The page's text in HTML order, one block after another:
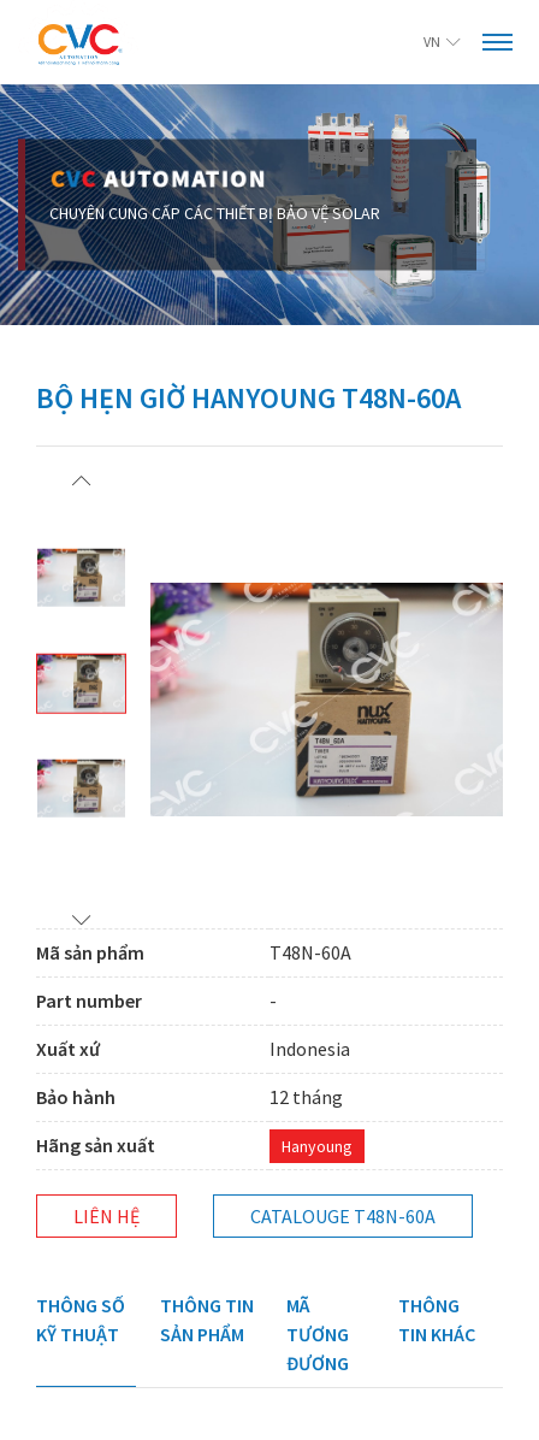
VN
BỘ HẸN GIỜ HANYOUNG T48N-60A
Mã sản phẩm
T48N-60A
Part number
-
Xuất xứ
Indonesia
Bảo hành
12 tháng
Hãng sản xuất
Hanyoung
LIÊN HỆ CATALOUGE T48N-60A
THÔNG SỐ
KỸ THUẬT
THÔNG TIN
SẢN PHẨM
MÃ
TƯƠNG
ĐƯƠNG
THÔNG
TIN KHÁC